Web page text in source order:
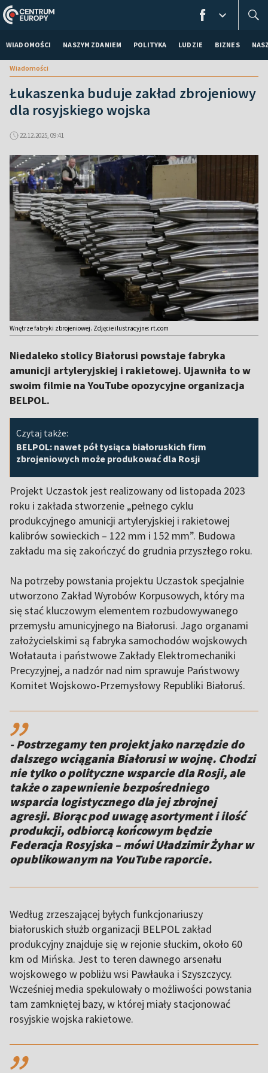
WIADOMOŚCI NASZYM ZDANIEM POLITYKA LUDZIE BIZNES
Wiadomości
Łukaszenka buduje zakład zbrojeniowy
dla rosyjskiego wojska
22.12.2025, 09:41
Wnętrze fabryki zbrojeniowej. Zdjęcie ilustracyjne: rt.com
Niedaleko stolicy Białorusi powstaje fabryka
amunicji artyleryjskiej i rakietowej. Ujawniła to w
swoim filmie na YouTube opozycyjne organizacja
BELPOL.
Czytaj także:
BELPOL: nawet pół tysiąca białoruskich firm
zbrojeniowych może produkować dla Rosji
Projekt Uczastok jest realizowany od listopada 2023
roku i zakłada stworzenie „pełnego cyklu
produkcyjnego amunicji artyleryjskiej i rakietowej
kalibrów sowieckich – 122 mm i 152 mm”. Budowa
zakładu ma się zakończyć do grudnia przyszłego roku.
Na potrzeby powstania projektu Uczastok specjalnie
utworzono Zakład Wyrobów Korpusowych, który ma
się stać kluczowym elementem rozbudowywanego
przemysłu amunicyjnego na Białorusi. Jago organami
założycielskimi są fabryka samochodów wojskowych
Wołatauta i państwowe Zakłady Elektromechaniki
Precyzyjnej, a nadzór nad nim sprawuje Państwowy
Komitet Wojskowo-Przemysłowy Republiki Białoruś.
,,
- Postrzegamy ten projekt jako narzędzie do
dalszego wciągania Białorusi w wojnę. Chodzi
nie tylko o polityczne wsparcie dla Rosji, ale
także o zapewnienie bezpośredniego
wsparcia logistycznego dla jej zbrojnej
agresji. Biorąc pod uwagę asortyment i ilość
produkcji, odbiorcą końcowym będzie
Federacja Rosyjska – mówi Uładzimir Żyhar w
opublikowanym na YouTube raporcie.
Według zrzeszającej byłych funkcjonariuszy
białoruskich służb organizacji BELPOL zakład
produkcyjny znajduje się w rejonie słuckim, około 60
km od Mińska. Jest to teren dawnego arsenału
wojskowego w pobliżu wsi Pawłauka i Szyszczycy.
Wcześniej media spekulowały o możliwości powstania
tam zamkniętej bazy, w której miały stacjonować
rosyjskie wojska rakietowe.
,,